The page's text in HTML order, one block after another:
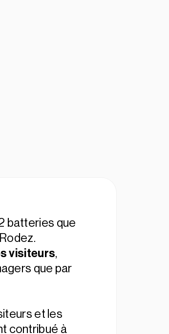
batteries que
visiteurs,
que par
et les
contribué à